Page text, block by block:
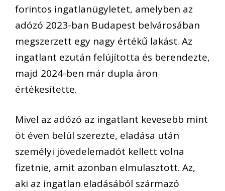
forintos ingatlanügyletet, amelyben az
adózó 2023-ban Budapest belvárosában
megszerzett egy nagy értékű lakást. Az
ingatlant ezután felújította és berendezte,
majd 2024-ben már dupla áron
értékesítette.
Mivel az adózó az ingatlant kevesebb mint
öt éven belül szerezte, eladása után
személyi jövedelemadót kellett volna
fizetnie, amit azonban elmulasztott. Az,
aki az ingatlan eladásából származó